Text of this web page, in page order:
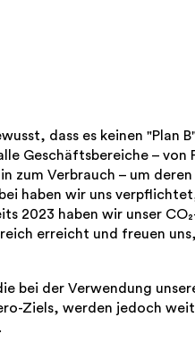
dass es keinen "Plan
Geschäftsbereiche – von
zum Verbrauch – um
haben wir uns
2023 haben wir unser
erreicht und freuen
bei der Verwendung
Ziels, werden jedoch